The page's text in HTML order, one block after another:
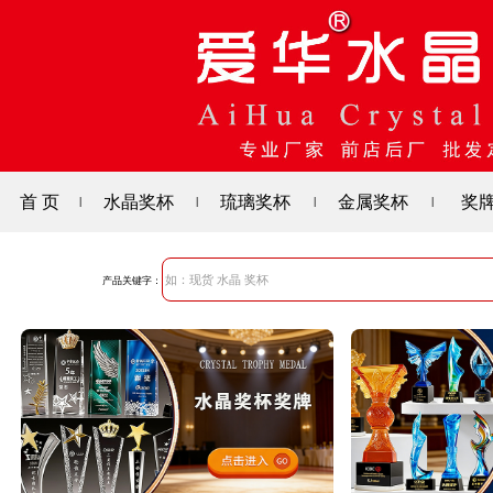
首 页 水晶奖杯 琉璃奖杯 金属奖杯 奖
产品关键字：